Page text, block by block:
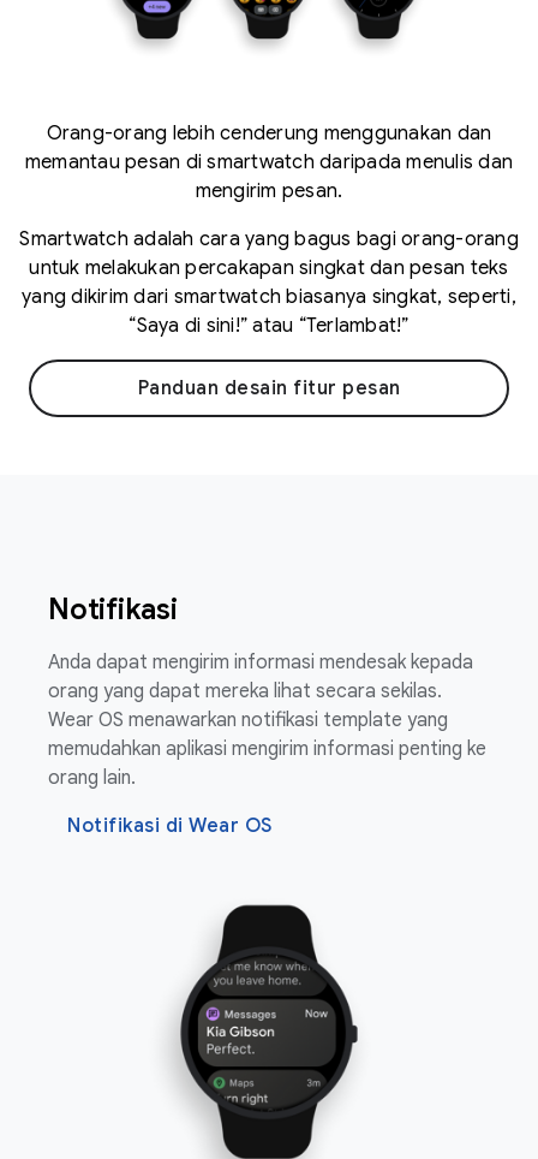
Orang-orang lebih cenderung menggunakan dan
memantau pesan di smartwatch daripada menulis dan
mengirim pesan.
Smartwatch adalah cara yang bagus bagi orang-orang
untuk melakukan percakapan singkat dan pesan teks
yang dikirim dari smartwatch biasanya singkat, seperti,
“Saya di sini!” atau “Terlambat!”
Panduan desain fitur pesan
Notifikasi
Anda dapat mengirim informasi mendesak kepada
orang yang dapat mereka lihat secara sekilas.
Wear OS menawarkan notifikasi template yang
memudahkan aplikasi mengirim informasi penting ke
orang lain.
Notifikasi di Wear OS